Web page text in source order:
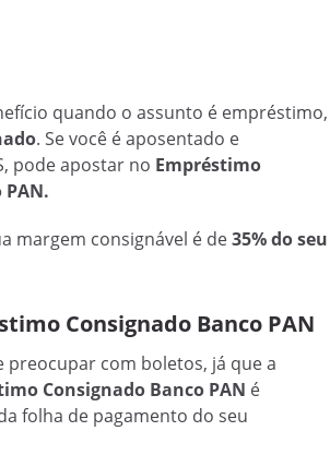
quando o assunto é empréstimo,
. Se você é aposentado e
pode apostar no Empréstimo
margem consignável é de35% do seu
Consignado Banco PAN
preocupar com boletos, já que a
Consignado Banco PAN é
folha de pagamento do seu